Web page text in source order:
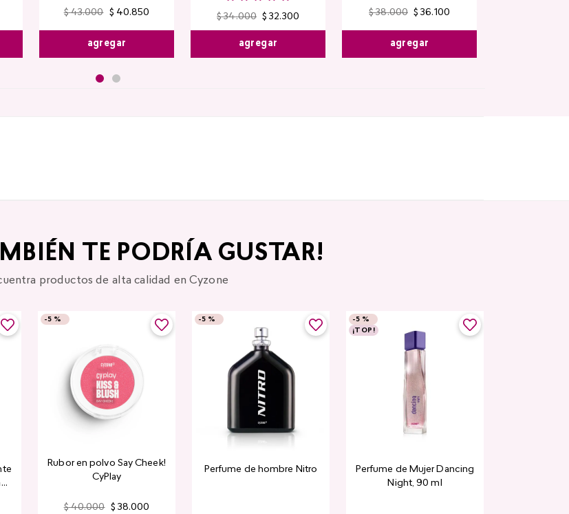
$ 43.000 $ 40.850
agregar
$ 34.000 $ 32.300
agregar
$ 38.000 $ 36.100
agregar
TE PODRÍA GUSTAR!
productos de alta calidad en Cyzone
-5 %
Rubor en polvo Say Cheek!
CyPlay
$ 40.000 $ 38.000
-5 %
Perfume de hombre Nitro
-5 %
¡TOP!
Perfume de Mujer Dancing
Night, 90 ml